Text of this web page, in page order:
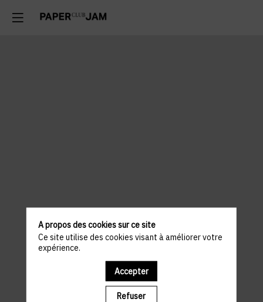
Il manque du contenu : rafraichissez votre navigateur
A propos des cookies sur ce site
Ce site utilise des cookies visant à améliorer votre
expérience.
Accepter
Refuser